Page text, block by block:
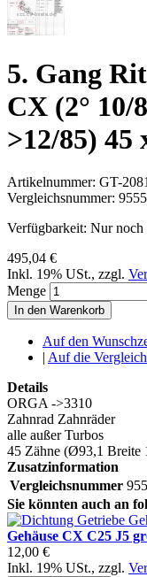
5. Gang
CX (2° 10/
>12/85) 45
Artikelnummer: GT-
Vergleichsnummer:
Verfügbarkeit: Nur noch
495,04 €
Inkl. 19% USt., zzgl.
Menge
In den Warenkorb
Auf den
| Auf die
Details
ORGA ->3310
Zahnrad Zahnräder
alle außer Turbos
45 Zähne (Ø93,1 Breite
Zusatzinformation
Vergleichsnummer
Sie könnten auch an
Gehäuse CX C25 J5
12,00 €
Inkl. 19% USt., zzgl.